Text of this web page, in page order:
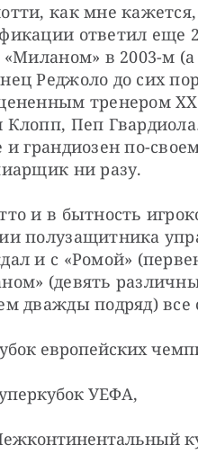
как мне
ответил еще
«Миланом» в 2003-м
Реджоло до сих
тренером
Клопп, Пеп
и грандиозен по-
ни разу.
и в бытность
полузащитника
и с «Ромой»
(девять
дважды подряд)
европейских
УЕФА,